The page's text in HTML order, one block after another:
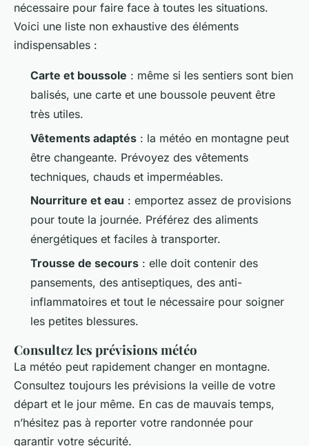
nécessaire pour faire face à toutes les situations.
Voici une liste non exhaustive des éléments
indispensables :
Carte et boussole : même si les sentiers sont bien
balisés, une carte et une boussole peuvent être
très utiles.
Vêtements adaptés : la météo en montagne peut
être changeante. Prévoyez des vêtements
techniques, chauds et imperméables.
Nourriture et eau : emportez assez de provisions
pour toute la journée. Préférez des aliments
énergétiques et faciles à transporter.
Trousse de secours : elle doit contenir des
pansements, des antiseptiques, des anti-
inflammatoires et tout le nécessaire pour soigner
les petites blessures.
Consultez les prévisions météo
La météo peut rapidement changer en montagne.
Consultez toujours les prévisions la veille de votre
départ et le jour même. En cas de mauvais temps,
n’hésitez pas à reporter votre randonnée pour
garantir votre sécurité.